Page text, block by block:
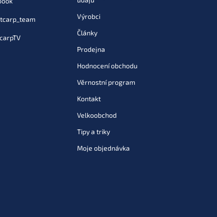
Výrobci
Články
Prodejna
Hodnocení obchodu
Věrnostní program
Kontakt
Velkoobchod
Tipy a triky
Moje objednávka